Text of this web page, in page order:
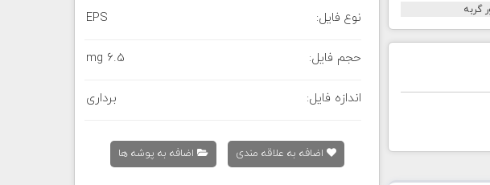
نوع فایل: EPS
حجم فایل: 6.5 mg
اندازه فایل: برداری
اضافه به علاقه مندی اضافه به پوشه ها